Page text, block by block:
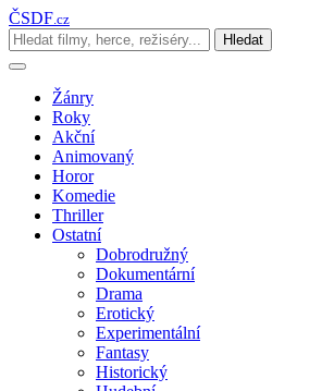
ČSDF.cz
Hledat
Žánry
Roky
Akční
Animovaný
Horor
Komedie
Thriller
Ostatní
Dobrodružný
Dokumentární
Drama
Erotický
Experimentální
Fantasy
Historický